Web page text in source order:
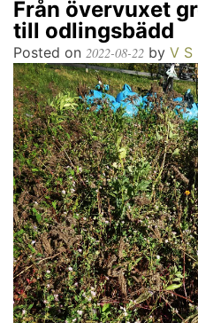
Från övervuxet
till odlingsbädd
Posted on 2022-08-22 by V S